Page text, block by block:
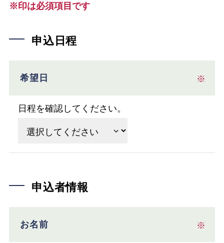
※印は必須項目です
申込日程
希望日 ※
日程を確認してください。
申込者情報
お名前 ※